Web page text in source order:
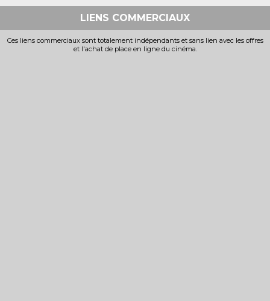
LIENS COMMERCIAUX
Ces liens commerciaux sont totalement indépendants et sans lien avec les offres
et l'achat de place en ligne du cinéma.